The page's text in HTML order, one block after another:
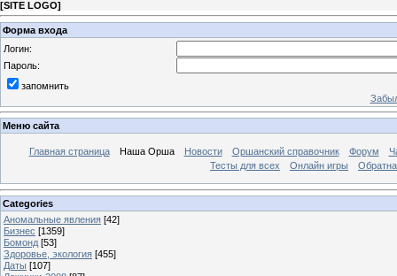
[SITE LOGO]
Форма входа
Логин:
Пароль:
запомнить
Меню сайта
Главная страница Наша Орша Новости Оршанский справочник Форум
Тесты для всех
Онлайн игры
Categories
Аномальные явления [42]
Бизнес [1359]
Бомонд [53]
Здоровье, экология [455]
Даты [107]